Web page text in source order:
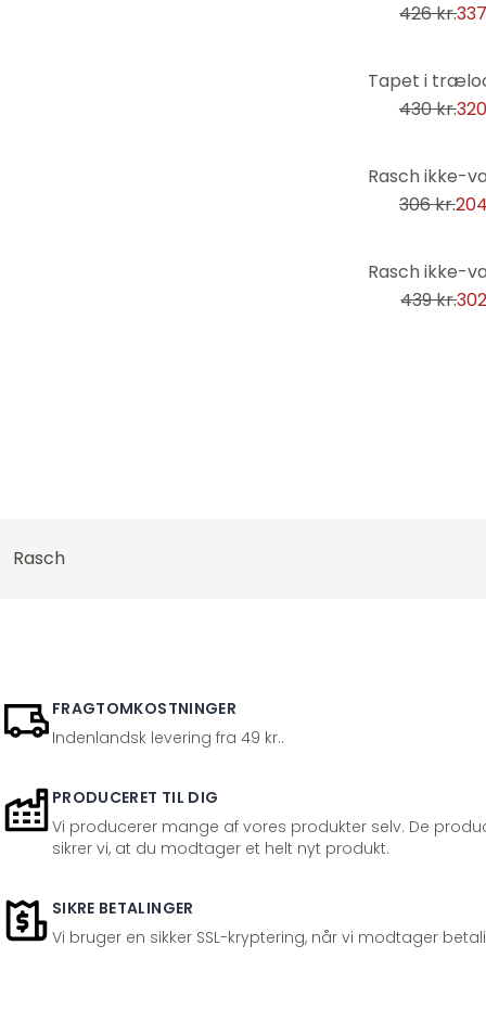
426 kr.
430 kr.
306 kr.
439 kr.
Rasch
FRAGTOMKOSTNINGER
Indenlandsk levering fra 49 kr..
PRODUCERET TIL DIG
Vi producerer mange af vores produkter selv. De
sikrer vi, at du modtager et helt nyt produkt.
SIKRE BETALINGER
Vi bruger en sikker SSL-kryptering, når vi modtager